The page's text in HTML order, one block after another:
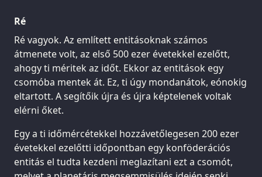
Ré
Ré vagyok. Az említett entitásoknak számos
átmenete volt, az első 500 ezer évetekkel ezelőtt,
ahogy ti méritek az időt. Ekkor az entitások egy
csomóba mentek át. Ez, ti úgy mondanátok, eónokig
eltartott. A segítőik újra és újra képtelenek voltak
elérni őket.
Egy a ti időmércétekkel hozzávetőlegesen 200 ezer
évetekkel ezelőtti időpontban egy konföderációs
entitás el tudta kezdeni meglazítani ezt a csomót,